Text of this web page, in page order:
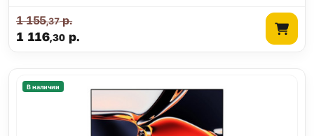
1 116,30 р.
1 155,37р.
В наличии